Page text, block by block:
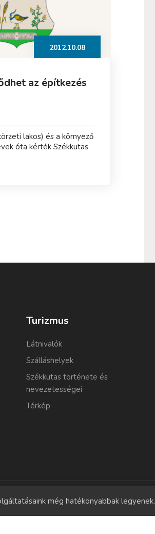
2012.10.08
az építkezés
lakos) és a környező
óta kérték Székkutas
Turizmus
Látnivalók
Szálláshelyek
Székkutas története és
nevezetességei
Térkép
Minden jog fenntartva.
szabályzat
még hatékonyabbak legyenek.